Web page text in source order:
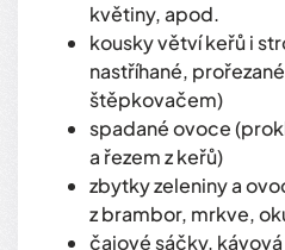
květiny, apod.
kousky větví keřů i
nastříhané,
štěpkovačem)
spadané ovoce
a řezem z keřů)
zbytky zeleniny a
z brambor, mrkve,
čajové sáčky,